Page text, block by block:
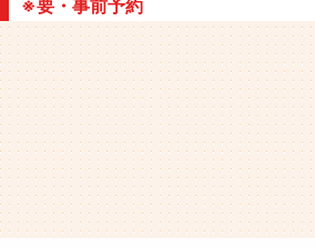
※要・事前予約